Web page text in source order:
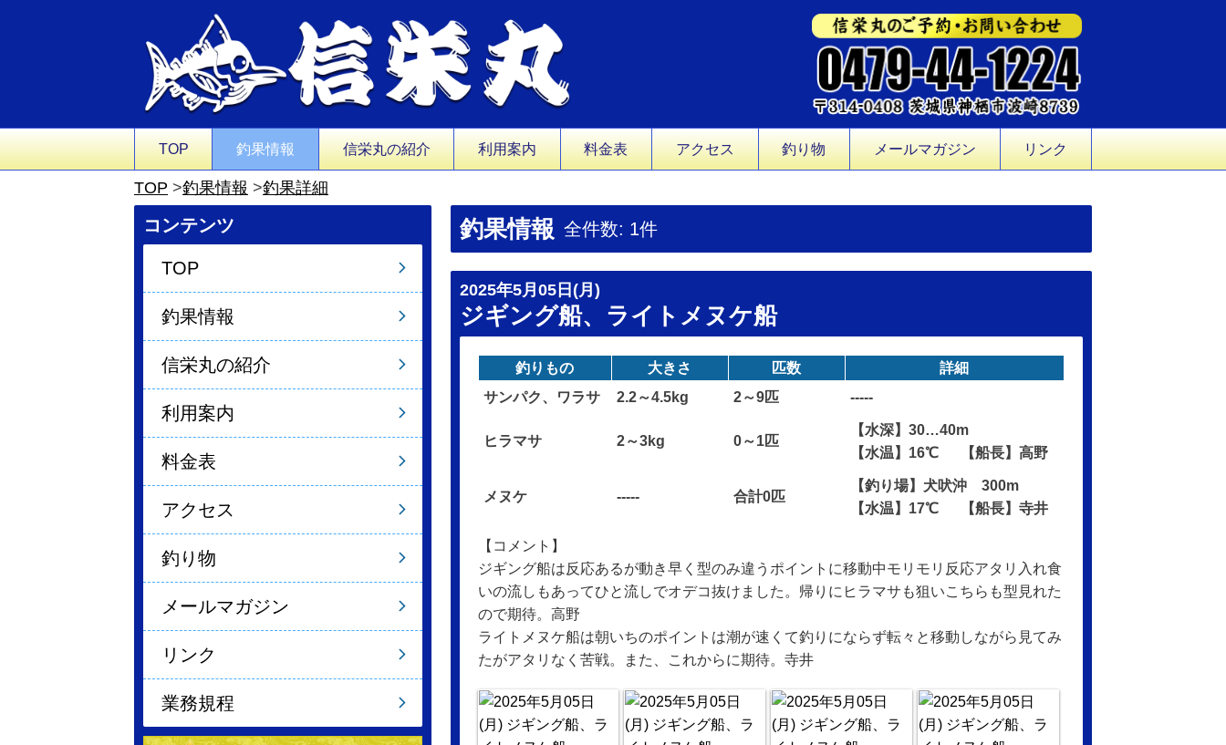
TOP 釣果情報 信栄丸の紹介 利用案内 料金表 アクセス 釣り物 メールマガジン リンク
TOP 釣果情報 釣果詳細
釣果情報 全件数: 1件
2025年5月05日(月)
ジギング船、ライトメヌケ船
釣りもの 大きさ 匹数
詳細
サンパク、ワラサ
2.2～4.5kg 2～9匹 -----
ヒラマサ 2～3kg 0～1匹
【水深】30…40m
【水温】16℃ 【船長】高野
メヌケ ----- 合計0匹
【釣り場】犬吠沖 300m
【水温】17℃ 【船長】寺井
【コメント】
ジギング船は反応あるが動き早く型のみ違うポイントに移動中モリモリ反応アタリ入れ食
いの流しもあってひと流しでオデコ抜けました。帰りにヒラマサも狙いこちらも型見れた
ので期待。高野
ライトメヌケ船は朝いちのポイントは潮が速くて釣りにならず転々と移動しながら見てみ
たがアタリなく苦戦。また、これからに期待。寺井
コンテンツ
TOP
釣果情報
信栄丸の紹介
利用案内
料金表
アクセス
釣り物
メールマガジン
リンク
業務規程